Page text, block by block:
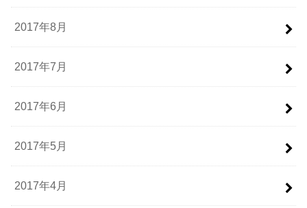
2017年8月
2017年7月
2017年6月
2017年5月
2017年4月